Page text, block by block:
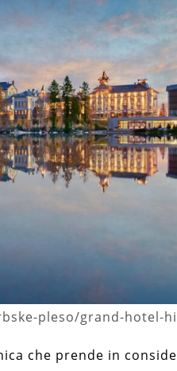
pleso/grand-hotel-
che prende in